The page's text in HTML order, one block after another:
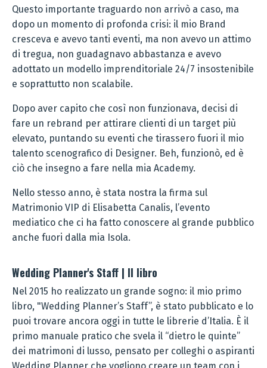
Questo importante traguardo non arrivò a caso, ma
dopo un momento di profonda crisi: il mio Brand
cresceva e avevo tanti eventi, ma non avevo un attimo
di tregua, non guadagnavo abbastanza e avevo
adottato un modello imprenditoriale 24/7 insostenibile
e soprattutto non scalabile.
Dopo aver capito che così non funzionava, decisi di
fare un rebrand per attirare clienti di un target più
elevato, puntando su eventi che tirassero fuori il mio
talento scenografico di Designer. Beh, funzionò, ed è
ciò che insegno a fare nella mia Academy.
Nello stesso anno, è stata nostra la firma sul
Matrimonio VIP di Elisabetta Canalis, l’evento
mediatico che ci ha fatto conoscere al grande pubblico
anche fuori dalla mia Isola.
Wedding Planner's Staff | Il libro
Nel 2015 ho realizzato un grande sogno: il mio primo
libro, "Wedding Planner’s Staff”, è stato pubblicato e lo
puoi trovare ancora oggi in tutte le librerie d’Italia. È il
primo manuale pratico che svela il “dietro le quinte”
dei matrimoni di lusso, pensato per colleghi o aspiranti